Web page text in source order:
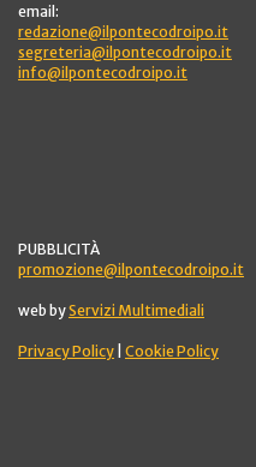
email:
redazione@ilpontecodroipo.it
segreteria@ilpontecodroipo.it
info@ilpontecodroipo.it
PUBBLICITÀ
promozione@ilpontecodroipo.it
web byServizi Multimediali
Privacy Policy Cookie Policy